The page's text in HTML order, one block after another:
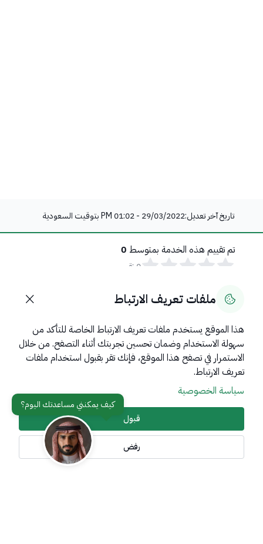
تاريخ آخر تعديل:29/03/2022 - 01:02 PM بتوقيت السعودية
تم تقييم هذه الخدمة بمتوسط 0
0 تقييم
هل كانت هذه الصفحة مفيدة؟ نعم لا
0% من المستخدمين قالوا نعم من0تعليقًا
ملفات تعريف الارتباط
هذا الموقع يستخدم ملفات تعريف الارتباط الخاصة للتأكد من
سهولة الاستخدام وضمان تحسين تجربتك أثناء التصفح. من خلال
الاستمرار في تصفح هذا الموقع، فإنك تقر بقبول استخدام ملفات
تعريف الارتباط.
سياسة الخصوصية
قبول
رفض